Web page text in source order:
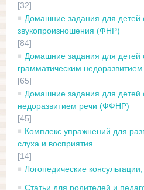
[32]
Домашние задания для детей
звукопроизношения (ФНР)
[84]
Домашние задания для детей
грамматическим
[65]
Домашние задания для детей
недоразвитием речи (ФФНР)
[45]
Комплекс упражнений для
слуха и восприятия
[14]
Логопедические
Статьи для родителей и